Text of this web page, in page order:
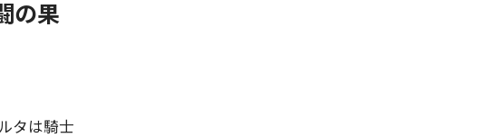
の果
タは騎士